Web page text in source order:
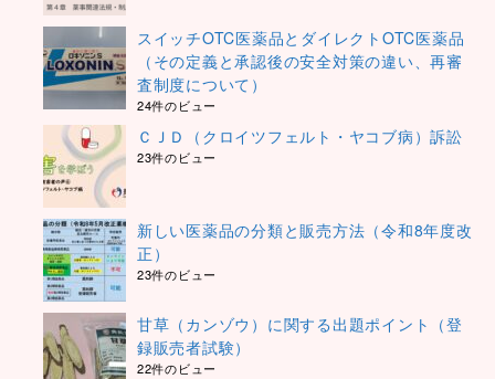
スイッチOTC医薬品とダイレクトOTC医薬品
（その定義と承認後の安全対策の違い、再審
査制度について）
24件のビュー
ＣＪＤ（クロイツフェルト・ヤコブ病）訴訟
23件のビュー
新しい医薬品の分類と販売方法（令和8年度改
正）
23件のビュー
甘草（カンゾウ）に関する出題ポイント（登
録販売者試験）
22件のビュー